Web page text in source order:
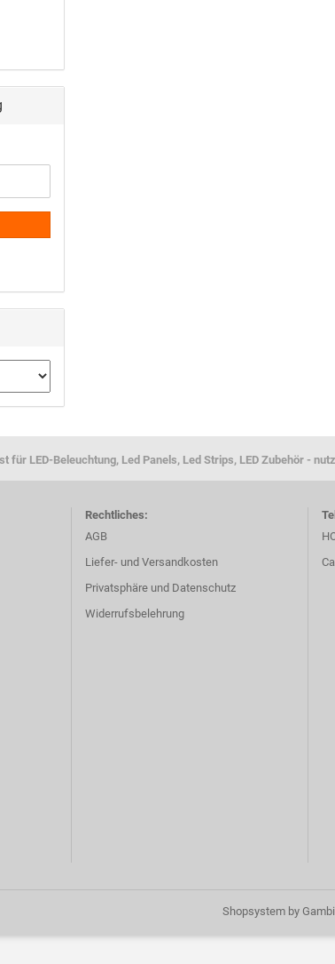
für LED-Beleuchtung, Led Panels, Led Strips, LED Zubehör -
Rechtliches:
AGB
Liefer- und Versandkosten
Privatsphäre und Datenschutz
Widerrufsbelehrung
Shopsystemby